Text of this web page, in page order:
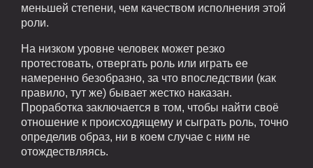
меньшей степени, чем качеством исполнения этой
роли.
На низком уровне человек может резко
протестовать, отвергать роль или играть ее
намеренно безобразно, за что впоследствии (как
правило, тут же) бывает жестко наказан.
Проработка заключается в том, чтобы найти своё
отношение к происходящему и сыграть роль, точно
определив образ, ни в коем случае с ним не
отождествляясь.